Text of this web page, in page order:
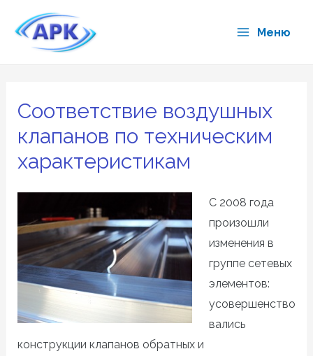
содержимому
Меню
Соответствие воздушных
клапанов по техническим
характеристикам
С 2008 года
произошли
изменения в
группе сетевых
элементов:
усовершенство
вались
конструкции клапанов обратных и